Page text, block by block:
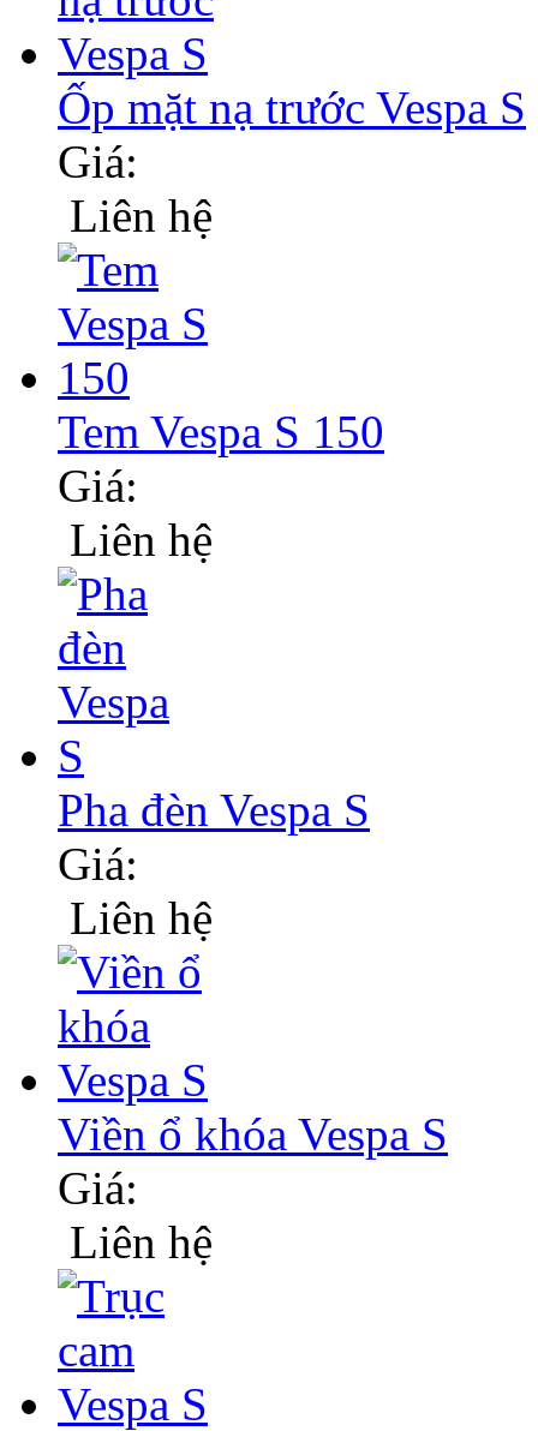
Ốp mặt nạ trước Vespa S
Giá:
Liên hệ
Tem Vespa S 150
Giá:
Liên hệ
Pha đèn Vespa S
Giá:
Liên hệ
Viền ổ khóa Vespa S
Giá:
Liên hệ